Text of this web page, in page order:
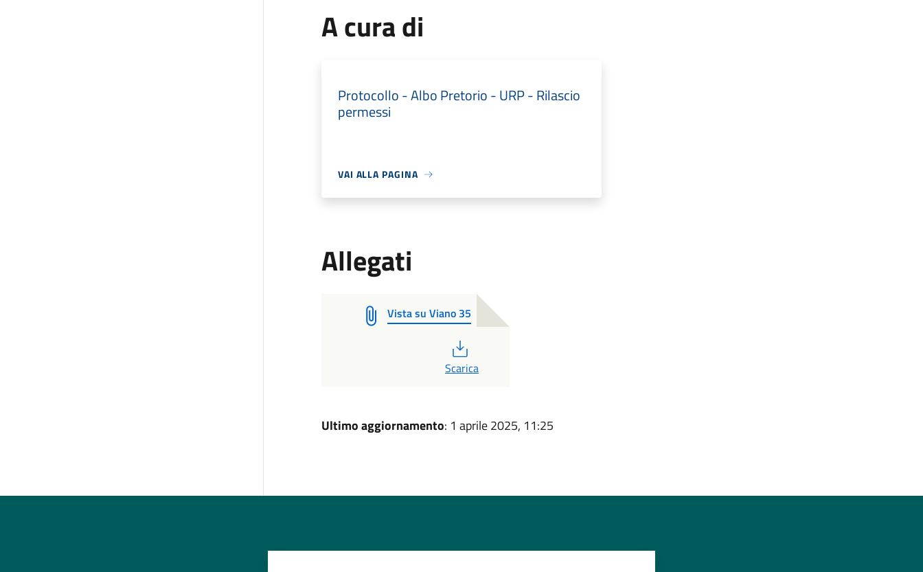
A cura di
Protocollo - Albo Pretorio - URP - Rilascio
permessi
VAI ALLA PAGINA
Allegati
Vista su Viano 35
Scarica
Ultimo aggiornamento: 1 aprile 2025, 11:25